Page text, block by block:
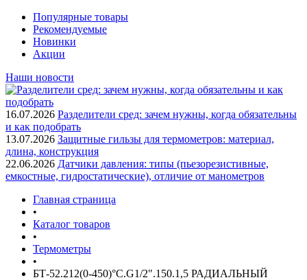
Популярные товары
Рекомендуемые
Новинки
Акции
Наши новости
16.07.2026 Разделители сред: зачем нужны, когда обязательны
и как подобрать
13.07.2026 Защитные гильзы для термометров: материал,
длина, конструкция
22.06.2026 Датчики давления: типы (пьезорезистивные,
емкостные, гидростатические), отличие от манометров
Главная страница
•
Каталог товаров
•
Термометры
•
БТ-52.212(0-450)°С.G1/2".150.1,5 РАДИАЛЬНЫЙ